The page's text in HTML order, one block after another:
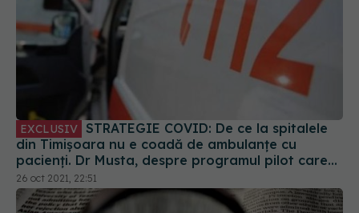
EXCLUSIV
din Timișoara nu e coadă de ambulanțe cu
pacienți. Dr Musta, despre programul pilot care
salvează vieți
26 oct 2021, 22:51